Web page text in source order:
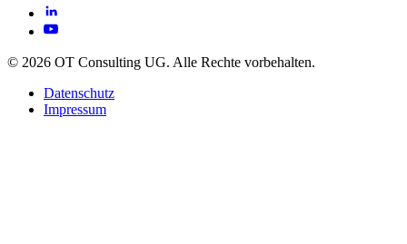
© 2026 OT Consulting UG. Alle Rechte vorbehalten.
Datenschutz
Impressum